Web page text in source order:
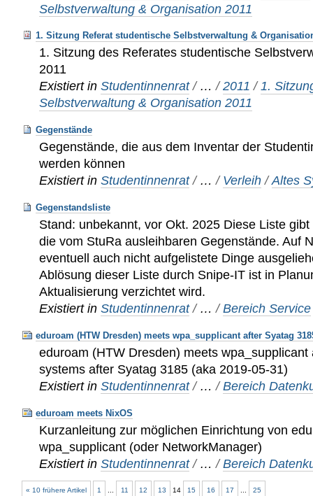
Selbstverwaltung & Organisation 2011
1. Sitzung Referat studentische Selbstverwaltung &
1. Sitzung des Referates studentische
2011
Existiert in Studentinnenrat / …/2011 /1.
Selbstverwaltung & Organisation 2011
Gegenstände
Gegenstände, die aus dem Inventar der
werden können
Existiert in Studentinnenrat / …/ Verleih /Altes
Gegenstandsliste
Stand: unbekannt, vor Okt. 2025 Diese Liste
die vom StuRa ausleihbaren Gegenstände. Auf
eventuell auch nicht aufgelistete Dinge
Ablösung dieser Liste durch Snipe-IT ist in
Aktualisierung verzichtet wird.
Existiert in Studentinnenrat / …/Bereich Service
eduroam (HTW Dresden) meets wpa_supplicant after Syatag
eduroam (HTW Dresden) meets
systems after Syatag 3185 (aka 2019-05-31)
Existiert in Studentinnenrat / …/Bereich
eduroam meets NixOS
Kurzanleitung zur möglichen Einrichtung von
wpa_supplicant (oder NetworkManager)
Existiert in Studentinnenrat / …/Bereich
« 10 frühere Artikel 1 11 12 13 14 15 16 17 25